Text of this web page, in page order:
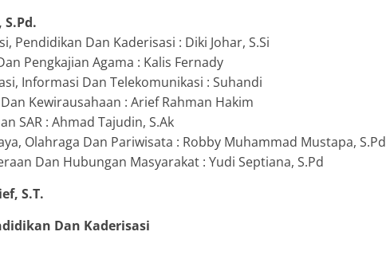
Pendidikan Dan Kaderisasi : Diki Johar, S.Si
Pengkajian Agama : Kalis Fernady
Informasi Dan Telekomunikasi : Suhandi
Kewirausahaan : Arief Rahman Hakim
SAR : Ahmad Tajudin, S.Ak
Olahraga Dan Pariwisata : Robby Muhammad Mustapa, S.Pd
Dan Hubungan Masyarakat : Yudi Septiana, S.Pd
S.T.
Dan Kaderisasi